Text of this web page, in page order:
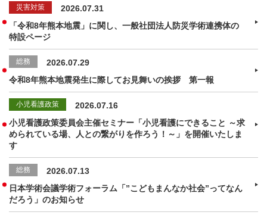
災害対策
2026.07.31
「令和8年熊本地震」に関し、一般社団法人防災学術連携体の
特設ページ
総務
2026.07.29
令和8年熊本地震発生に際してお見舞いの挨拶 第一報
小児看護政策
2026.07.16
小児看護政策委員会主催セミナー「小児看護にできること ～求
められている場、人との繋がりを作ろう！～」を開催いたしま
す
総務
2026.07.13
日本学術会議学術フォーラム「”こどもまんなか社会”ってなん
だろう」のお知らせ